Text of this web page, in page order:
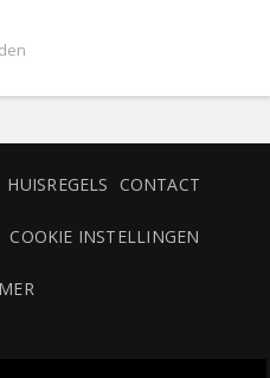
HUISREGELS CONTACT
COOKIE INSTELLINGEN